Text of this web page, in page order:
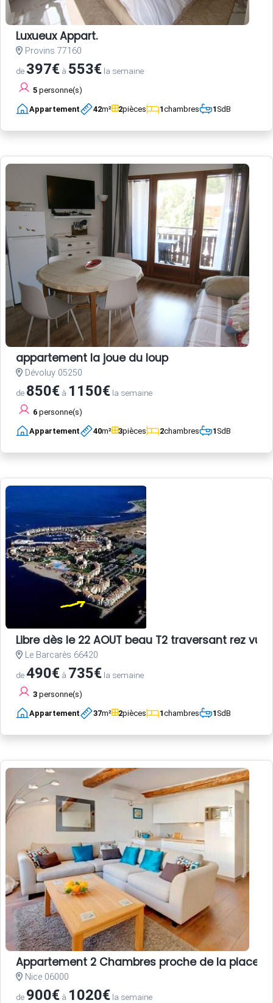
Luxueux Appart.
Provins 77160
de 397€ à 553€ la semaine
5 personne(s)
Appartement 42m² 2pièces 1chambres 1SdB
appartement la joue du loup
Dévoluy 05250
de 850€ à 1150€ la semaine
6 personne(s)
Appartement 40m² 3pièces 2chambres 1SdB
Libre dès le 22 AOUT beau T2 traversant rez
Le Barcarès 66420
de490€ à 735€ la semaine
3 personne(s)
Appartement 37m² 2pièces 1chambres 1SdB
Appartement 2 Chambres proche de la place
Nice 06000
de 900€ à 1020€ la semaine